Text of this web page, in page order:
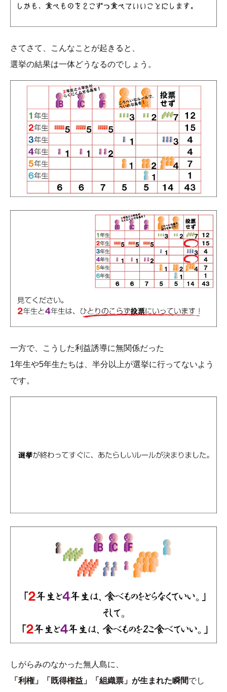
さてさて、こんなことが起きると、
選挙の結果は一体どうなるのでしょう。
一方で、こうした利益誘導に無関係だった
1年生や5年生たちは、半分以上が選挙に行ってないよう
です。
しがらみのなかった無人島に、
「利権」「既得権益」「組織票」が生まれた瞬間でし